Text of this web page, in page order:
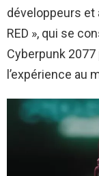
développeurs et
RED », qui se
Cyberpunk 2077
l’expérience au